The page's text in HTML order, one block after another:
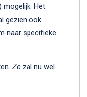
) mogelijk. Het
gezien ook
naar specifieke
Ze zal nu wel